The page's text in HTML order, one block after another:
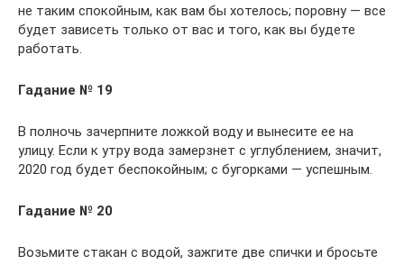
не таким спокойным, как вам бы хотелось; поровну — все
будет зависеть только от вас и того, как вы будете
работать.
Гадание № 19
В полночь зачерпните ложкой воду и вынесите ее на
улицу. Если к утру вода замерзнет с углублением, значит,
2020 год будет беспокойным; с бугорками — успешным.
Гадание № 20
Возьмите стакан с водой, зажгите две спички и бросьте